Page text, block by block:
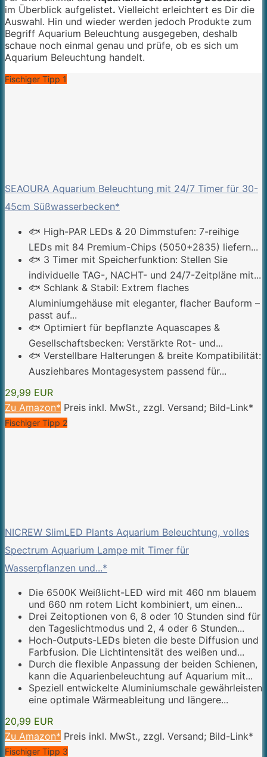
im Überblick aufgelistet. Vielleicht erleichtert es Dir die
Auswahl. Hin und wieder werden jedoch Produkte zum
Begriff Aquarium Beleuchtung ausgegeben, deshalb
schaue noch einmal genau und prüfe, ob es sich um
Aquarium Beleuchtung handelt.
Fischiger Tipp 1
SEAOURA Aquarium Beleuchtung mit 24/7 Timer für 30-
45cm Süßwasserbecken*
🐟 High-PAR LEDs & 20 Dimmstufen: 7-reihige
LEDs mit 84 Premium-Chips (5050+2835) liefern...
🐟 3 Timer mit Speicherfunktion: Stellen Sie
individuelle TAG-, NACHT- und 24/7-Zeitpläne mit...
🐟 Schlank & Stabil: Extrem flaches
Aluminiumgehäuse mit eleganter, flacher Bauform –
passt auf...
🐟 Optimiert für bepflanzte Aquascapes &
Gesellschaftsbecken: Verstärkte Rot- und...
🐟 Verstellbare Halterungen & breite Kompatibilität:
Ausziehbares Montagesystem passend für...
29,99 EUR
Zu Amazon* Preis inkl. MwSt., zzgl. Versand; Bild-Link*
Fischiger Tipp 2
NICREW SlimLED Plants Aquarium Beleuchtung, volles
Spectrum Aquarium Lampe mit Timer für
Wasserpflanzen und...*
Die 6500K Weißlicht-LED wird mit 460 nm blauem
und 660 nm rotem Licht kombiniert, um einen...
Drei Zeitoptionen von 6, 8 oder 10 Stunden sind für
den Tageslichtmodus und 2, 4 oder 6 Stunden...
Hoch-Outputs-LEDs bieten die beste Diffusion und
Farbfusion. Die Lichtintensität des weißen und...
Durch die flexible Anpassung der beiden Schienen,
kann die Aquarienbeleuchtung auf Aquarium mit...
Speziell entwickelte Aluminiumschale gewährleisten
eine optimale Wärmeableitung und längere...
20,99 EUR
Zu Amazon* Preis inkl. MwSt., zzgl. Versand; Bild-Link*
Fischiger Tipp 3